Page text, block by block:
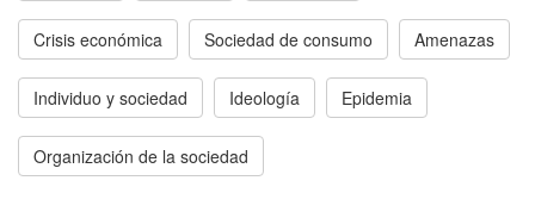
Crisis económica Sociedad de consumo Amenazas
Individuo y sociedad Ideología Epidemia
Organización de la sociedad